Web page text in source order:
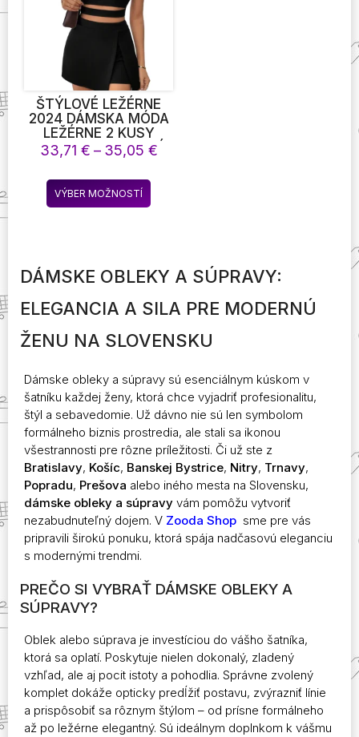
stránke
ŠTÝLOVÉ LEŽÉRNE
2024 DÁMSKA MÓDA
LEŽÉRNE 2 KUSY
SUKNE SADY LETNÉ
OBLEČENIE BEZ
RUKÁVOV ODHALENIE
MÄKKÉ ČIERNE FARBY
MINI NOHAVICE
33,71 € – 35,05 €Price
VÝBER MOŽNOSTÍ
Tento
produkt
Možnosti
môžete
na
produktu.
DÁMSKE OBLEKY A SÚPRAVY:
ELEGANCIA A SILA PRE MODERNÚ
ŽENU NA SLOVENSKU
Dámske obleky a súpravy sú esenciálnym kúskom v
šatníku každej ženy, ktorá chce vyjadriť profesionalitu,
štýl a sebavedomie. Už dávno nie sú len symbolom
formálneho biznis prostredia, ale stali sa ikonou
všestrannosti pre rôzne príležitosti. Či už ste z
Bratislavy, Košíc, Banskej Bystrice, Nitry, Trnavy,
Popradu, Prešova alebo iného mesta na Slovensku,
dámske obleky a súpravy vám pomôžu vytvoriť
nezabudnuteľný dojem. V Zooda Shop sme pre vás
pripravili širokú ponuku, ktorá spája nadčasovú eleganciu
s modernými trendmi.
PREČO SI VYBRAŤ DÁMSKE OBLEKY A
SÚPRAVY?
Oblek alebo súprava je investíciou do vášho šatníka,
ktorá sa oplatí. Poskytuje nielen dokonalý, zladený
vzhľad, ale aj pocit istoty a pohodlia. Správne zvolený
komplet dokáže opticky predĺžiť postavu, zvýrazniť línie
a prispôsobiť sa rôznym štýlom – od prísne formálneho
až po ležérne elegantný. Sú ideálnym doplnkom k vášmu